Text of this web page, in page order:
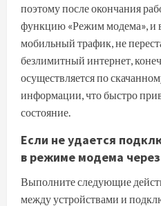
поэтому после окончания
функцию «Режим модема», и
мобильный трафик, не
безлимитный интернет,
осуществляется по
информации, что быстро
состояние.
Если не удается
в режиме модема
Выполните следующие
между устройствами и